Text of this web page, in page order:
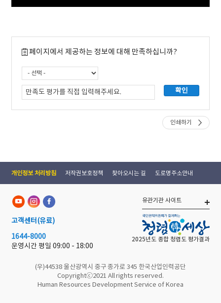
페이지에서 제공하는 정보에 대해 만족하십니까?
인쇄하기
개인정보 처리방침 저작권보호정책 찾아오시는 길 도로명주소안내
고객센터 (유료)
1644-8000
운영시간 평일 09:00 - 18:00
(우)44538 울산광역시 중구 종가로 345 한국산업인력공단
Copyrightⓒ2021 All rights reserved.
Human Resources Development Service of Korea
유관기관 사이트
2025년도 종합 청렴도 평가결과